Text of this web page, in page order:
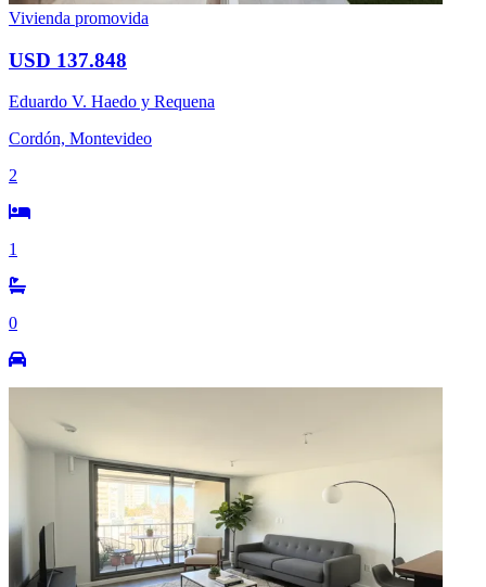
Vivienda promovida
USD 137.848
Eduardo V. Haedo y Requena
Cordón, Montevideo
2
1
0